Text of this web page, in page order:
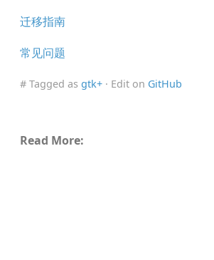
迁移指南
常见问题
# Tagged as gtk+· Edit on GitHub
Read More: